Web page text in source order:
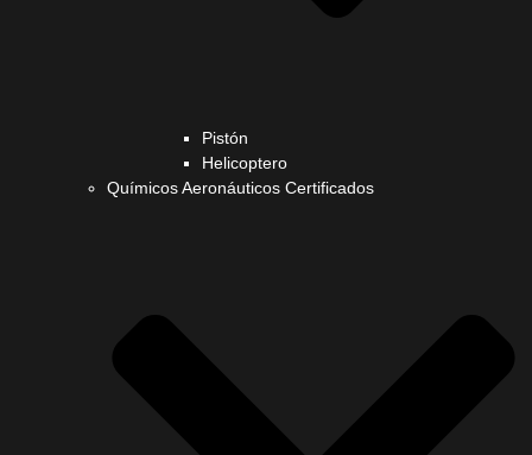
Pistón
Helicoptero
Químicos Aeronáuticos Certificados